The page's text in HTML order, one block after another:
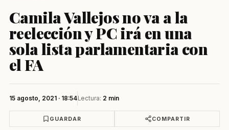
Camila Vallejos no va a la
reelección y PC irá en una
sola lista parlamentaria con
el FA
15 agosto, 2021 · 18:54Lectura: 2 min
GUARDAR COMPARTIR